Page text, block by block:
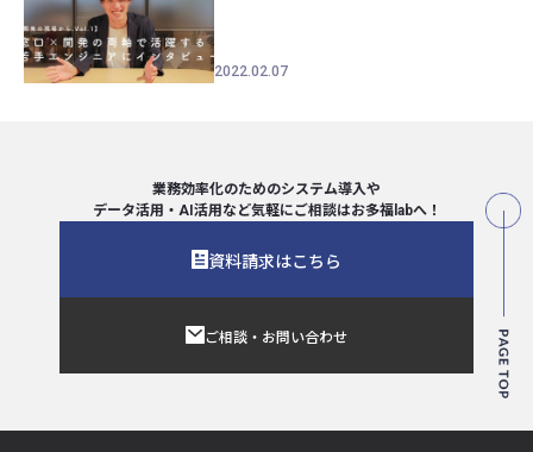
2022.02.07
業務効率化のためのシステム導入や
データ活用・AI活用など気軽にご相談はお多福labへ！
資料請求はこちら
ご相談・お問い合わせ